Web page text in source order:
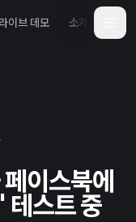
라이브 데모 소개
이스북에
스트 중